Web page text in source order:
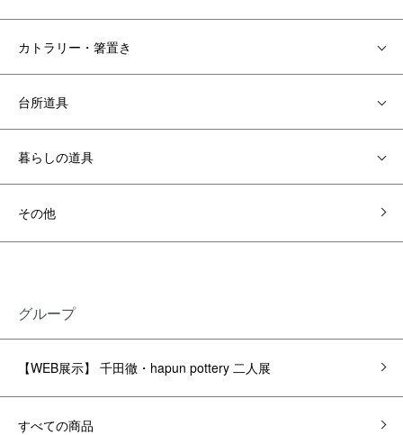
カトラリー・箸置き
台所道具
暮らしの道具
その他
グループ
【WEB展示】 千田徹・hapun pottery 二人展
すべての商品